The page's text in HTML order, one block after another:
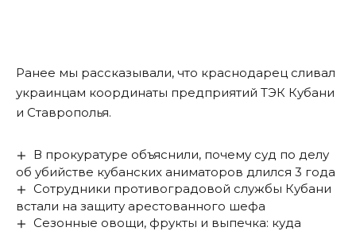
Ранее мы рассказывали, что краснодарец сливал
украинцам координаты предприятий ТЭК Кубани
и Ставрополья.
В прокуратуре объяснили, почему суд по делу
об убийстве кубанских аниматоров длился 3 года
Сотрудники противоградовой службы Кубани
встали на защиту арестованного шефа
Сезонные овощи, фрукты и выпечка: куда